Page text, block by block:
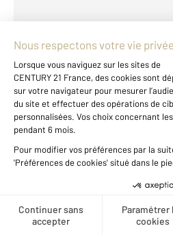
Créer
Exclusivité